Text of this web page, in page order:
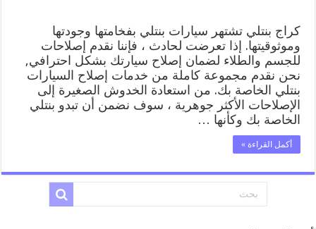
كراج بنتلي تشتهر سيارات بنتلي بفخامتها وجودتها
وموثوقيتها. إذا تعرضت لحادث ، فإننا نقدم إصلاحات
للجسم والطلاء لضمان إصلاح سيارتك بشكل احترافي,
نحن نقدم مجموعة كاملة من خدمات إصلاح السيارات
بنتلي الخاصة بك. من استعادة الخدوش الصغيرة إلى
الإصلاحات الأكثر جوهرية ، سوف نضمن أن تبدو بنتلي
الخاصة بك وكأنها …
أكمل القراءة »